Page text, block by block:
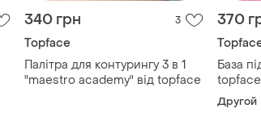
340 грн 3
Topface
Палітра для контурингу 3 в 1
"maestro academy" від topface
370
База
Другой